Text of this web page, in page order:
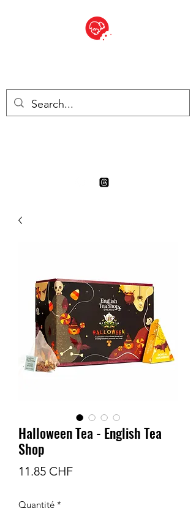
Halloween Tea - English Tea
Shop
11.85 CHFPrix
Quantité *